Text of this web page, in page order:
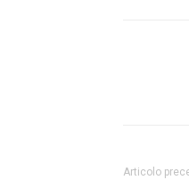
Articolo